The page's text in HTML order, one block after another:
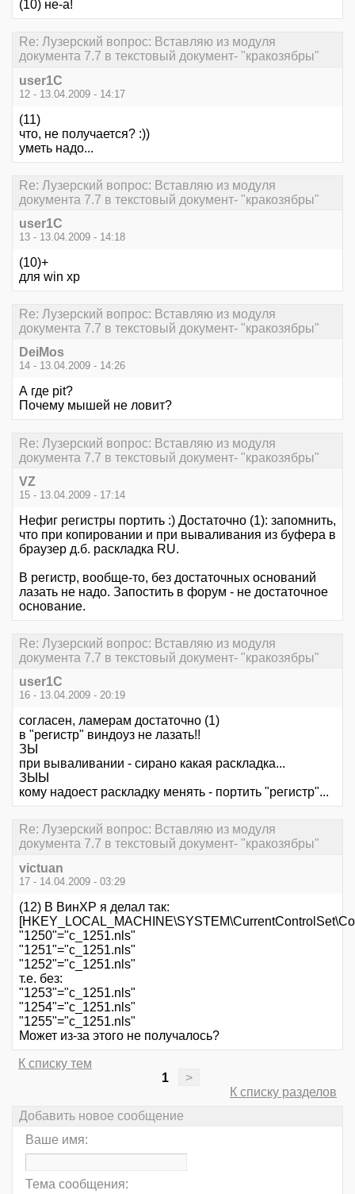
(10) не-а!
Re: Лузерский вопрос: Вставляю из модуля
документа 7.7 в текстовый документ- "кракозябры"
user1C
12 - 13.04.2009 - 14:17
(11)
что, не получается? :))
уметь надо...
Re: Лузерский вопрос: Вставляю из модуля
документа 7.7 в текстовый документ- "кракозябры"
user1C
13 - 13.04.2009 - 14:18
(10)+
для win xp
Re: Лузерский вопрос: Вставляю из модуля
документа 7.7 в текстовый документ- "кракозябры"
DeiMos
14 - 13.04.2009 - 14:26
А где pit?
Почему мышей не ловит?
Re: Лузерский вопрос: Вставляю из модуля
документа 7.7 в текстовый документ- "кракозябры"
VZ
15 - 13.04.2009 - 17:14
Нефиг регистры портить :) Достаточно (1): запомнить,
что при копировании и при вываливания из буфера в
браузер д.б. раскладка RU.
В регистр, вообще-то, без достаточных оснований
лазать не надо. Запостить в форум - не достаточное
основание.
Re: Лузерский вопрос: Вставляю из модуля
документа 7.7 в текстовый документ- "кракозябры"
user1C
16 - 13.04.2009 - 20:19
согласен, ламерам достаточно (1)
в "регистр" виндоуз не лазать!!
ЗЫ
при вываливании - сирано какая раскладка...
ЗЫЫ
кому надоест раскладку менять - портить "регистр"...
Re: Лузерский вопрос: Вставляю из модуля
документа 7.7 в текстовый документ- "кракозябры"
victuan
17 - 14.04.2009 - 03:29
(12) В ВинХР я делал так:
"1250"="c_1251.nls"
"1251"="c_1251.nls"
"1252"="c_1251.nls"
т.е. без:
"1253"="c_1251.nls"
"1254"="c_1251.nls"
"1255"="c_1251.nls"
Может из-за этого не получалось?
К списку тем
1
>
К списку разделов
Добавить новое сообщение
Ваше имя:
Тема сообщения: